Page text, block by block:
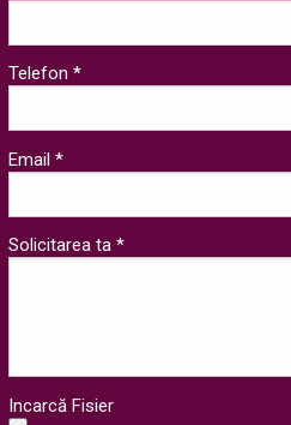
Telefon *
Email *
Solicitarea ta *
Incarcă Fisier